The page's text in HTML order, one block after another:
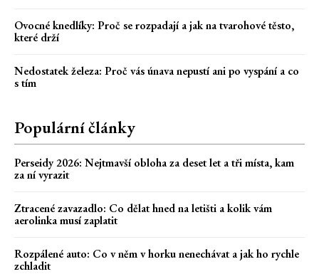
Ovocné knedlíky: Proč se rozpadají a jak na tvarohové těsto,
které drží
Nedostatek železa: Proč vás únava nepustí ani po vyspání a co
s tím
Populární články
Perseidy 2026: Nejtmavší obloha za deset let a tři místa, kam
za ní vyrazit
Ztracené zavazadlo: Co dělat hned na letišti a kolik vám
aerolinka musí zaplatit
Rozpálené auto: Co v něm v horku nenechávat a jak ho rychle
zchladit